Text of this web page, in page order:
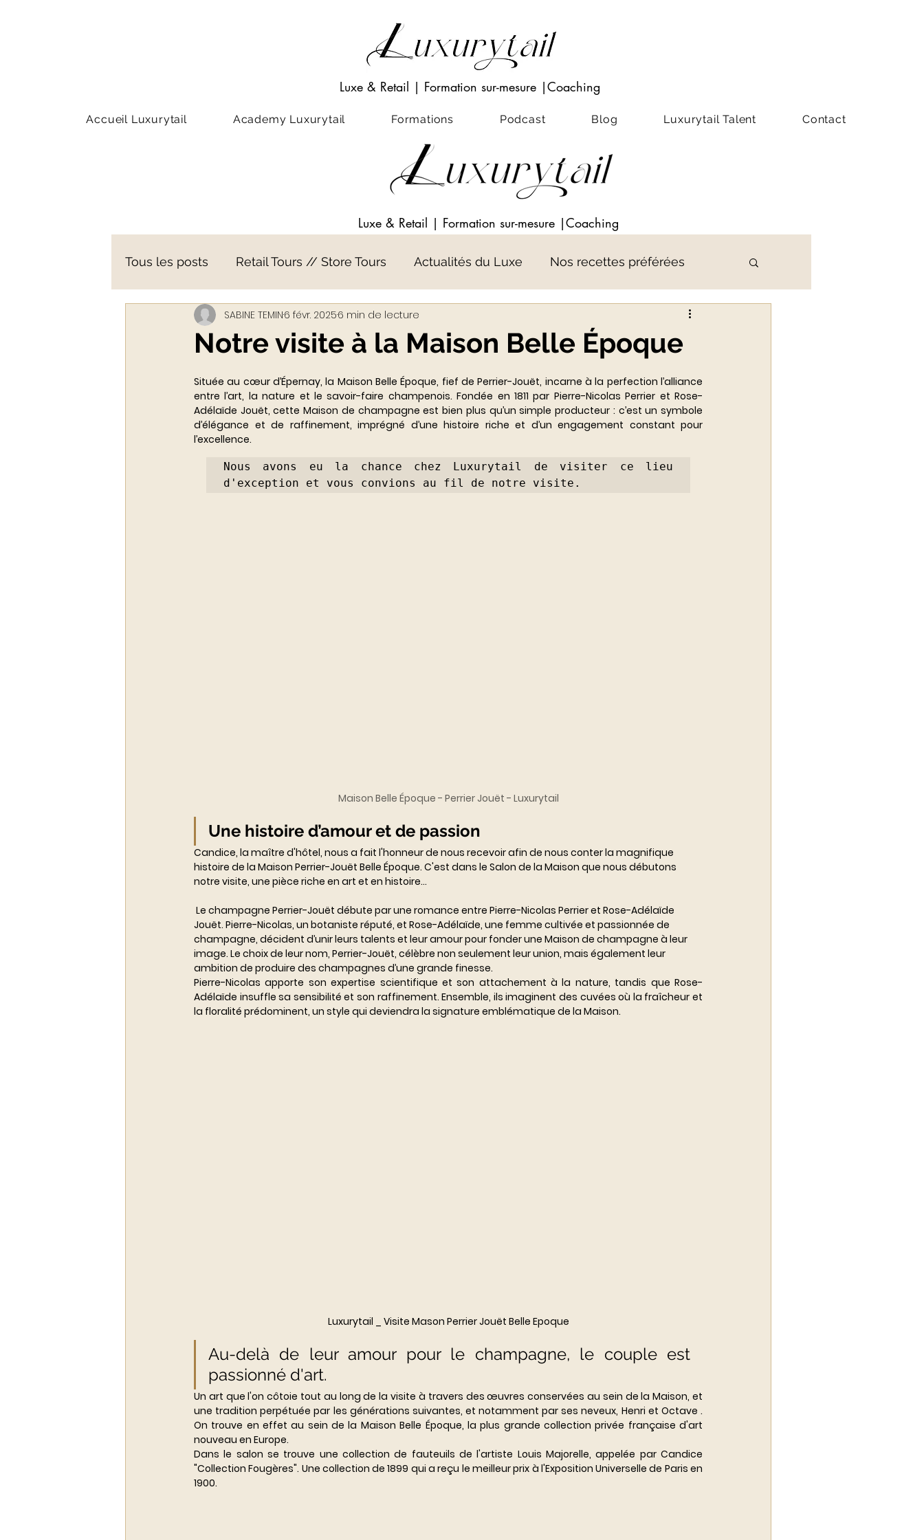
Luxe & Retail | Formation sur-mesure |Coaching
Accueil Luxurytail Academy Luxurytail Formations Podcast Blog Luxurytail Talent Contact
Luxe & Retail | Formation sur-mesure |Coaching
Tous les posts Retail Tours // Store Tours Actualités du Luxe Nos recettes préférées
Webinar - classe virtuelle Visio-conférences
Notre visite à la Maison Belle Époque
SABINE TEMIN6 févr. 20256 min de lecture
Située au cœur d’Épernay, la Maison Belle Époque, fief de Perrier-Jouët, incarne à la perfection l’alliance
entre l’art, la nature et le savoir-faire champenois. Fondée en 1811 par Pierre-Nicolas Perrier et Rose-
Adélaïde Jouët, cette Maison de champagne est bien plus qu’un simple producteur : c’est un symbole
d’élégance et de raffinement, imprégné d’une histoire riche et d’un engagement constant pour
l’excellence.
Nous avons eu la chance chez Luxurytail de visiter ce lieu
d'exception et vous convions au fil de notre visite.
Maison Belle Époque - Perrier Jouët - Luxurytail
Une histoire d’amour et de passion
Candice, la maître d'hôtel, nous a fait l'honneur de nous recevoir afin de nous conter la magnifique
histoire de la Maison Perrier-Jouët Belle Époque. C'est dans le Salon de la Maison que nous débutons
notre visite, une pièce riche en art et en histoire...
Jouët. Pierre-Nicolas, un botaniste réputé, et Rose-Adélaïde, une femme cultivée et passionnée de
champagne, décident d’unir leurs talents et leur amour pour fonder une Maison de champagne à leur
image. Le choix de leur nom, Perrier-Jouët, célèbre non seulement leur union, mais également leur
ambition de produire des champagnes d’une grande finesse.
Pierre-Nicolas apporte son expertise scientifique et son attachement à la nature, tandis que Rose-
Adélaïde insuffle sa sensibilité et son raffinement. Ensemble, ils imaginent des cuvées où la fraîcheur et
la floralité prédominent, un style qui deviendra la signature emblématique de la Maison.
Luxurytail _ Visite Mason Perrier Jouët Belle Epoque
Au-delà de leur amour pour le champagne, le couple est
passionné d'art.
Un art que l'on côtoie tout au long de la visite à travers des œuvres conservées au sein de la Maison, et
une tradition perpétuée par les générations suivantes, et notamment par ses neveux, Henri et Octave .
On trouve en effet au sein de la Maison Belle Époque, la plus grande collection privée française d'art
nouveau en Europe.
Dans le salon se trouve une collection de fauteuils de l'artiste Louis Majorelle, appelée par Candice
"Collection Fougères". Une collection de 1899 qui a reçu le meilleur prix à l'Exposition Universelle de Paris en
1900.